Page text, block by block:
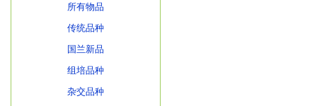
所有物品
传统品种
国兰新品
组培品种
杂交品种